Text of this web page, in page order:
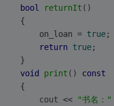
bool
returnIt ()
    {
        on_loan =
true;
return true;
    }
void
print ()
const
    {
cout << "书名："